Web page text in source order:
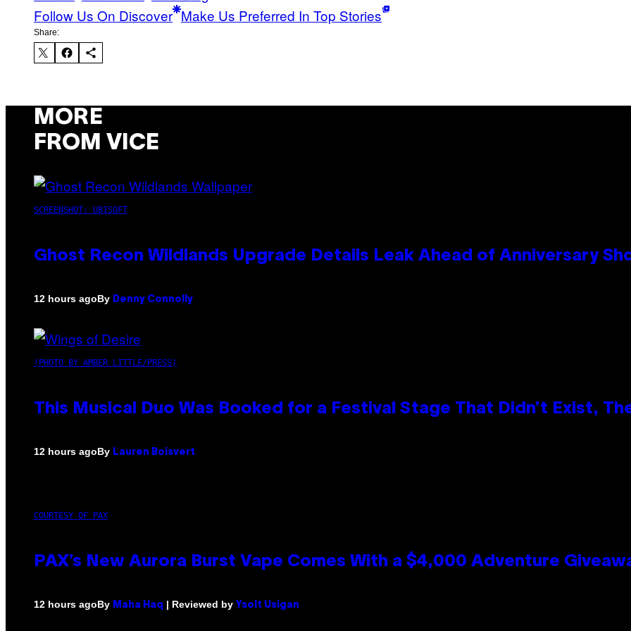
Follow Us On Discover Make Us Preferred In Top Stories
Share:
MORE
FROM VICE
SCREENSHOT: UBISOFT
Ghost Recon Wildlands Upgrade Details Leak Ahead of Anniversary
12 hours agoBy Denny Connolly
(PHOTO BY AMBER LITTLE/PRESS)
This Musical Duo Was Booked for a Festival Stage That Didn’t Exist,
12 hours agoBy Lauren Boisvert
COURTESY OF PAX
PAX’s New Aurora Burst Vape Comes With a $4,000 Adventure
12 hours agoBy Maha Haq | Reviewed by Ysolt Usigan